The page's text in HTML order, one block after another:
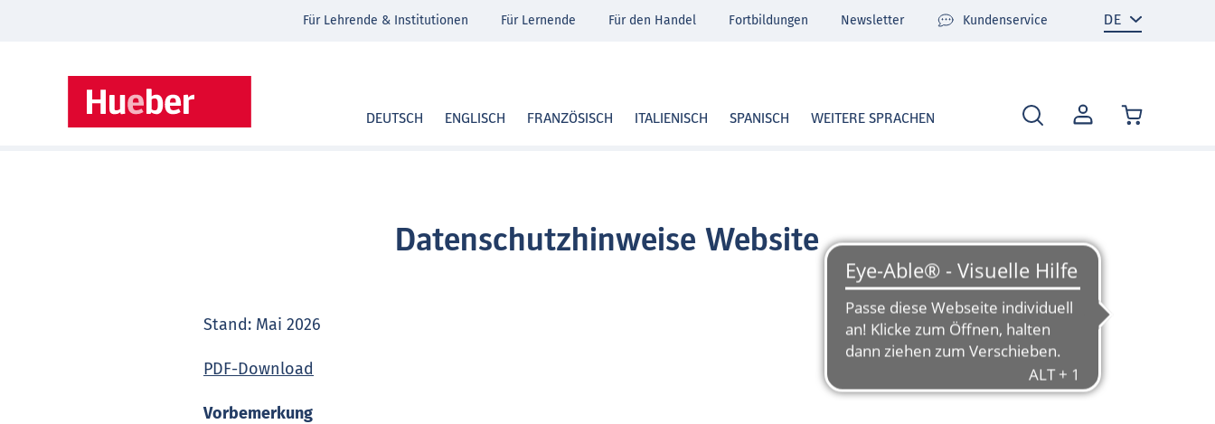
MEIN
KONTO
DEUTSCH ENGLISCH FRANZÖSISCH ITALIENISCH SPANISCH WEITERE SPRACHEN
Für Lehrende & Institutionen Für Lernende Für den Handel Fortbildungen Newsletter Kundenservice
Datenschutzhinweise Website
Stand: Mai 2026
PDF-Download
Vorbemerkung